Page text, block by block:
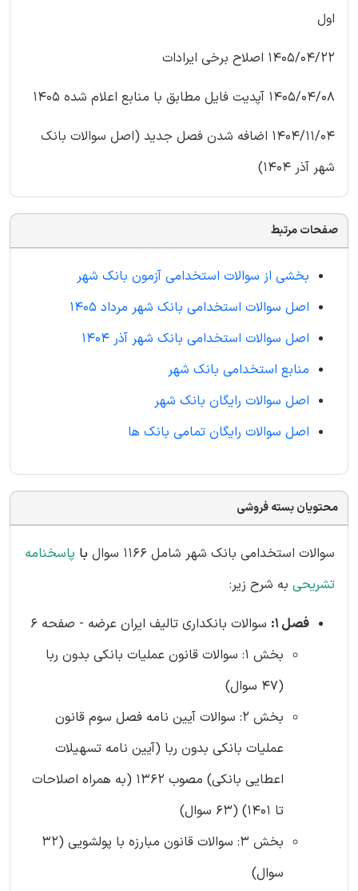
اول
1405/04/22 اصلاح برخی ایرادات
1405/04/08 آپدیت فایل مطابق با منابع اعلام شده 1405
1404/11/04 اضافه شدن فصل جدید (اصل سوالات بانک
شهر آذر 1404)
صفحات مرتبط
بخشی از سوالات استخدامی آزمون بانک شهر
اصل سوالات استخدامی بانک شهر مرداد 1405
اصل سوالات استخدامی بانک شهر آذر 1404
منابع استخدامی بانک شهر
اصل سوالات رایگان بانک شهر
اصل سوالات رایگان تمامی بانک ها
محتویان بسته فروشی
سوالات استخدامی بانک شهر شامل 1166 سوال با پاسخنامه
تشریحی به شرح زیر:
فصل 1:
سوالات بانکداری تالیف ایران عرضه - صفحه 6
بخش 1: سوالات قانون عملیات بانکی بدون ربا
(47 سوال)
بخش 2: سوالات آیین نامه فصل سوم قانون
عملیات بانکی بدون ربا (آیین نامه تسهیلات
اعطایی بانکی) مصوب 1362 (به همراه اصلاحات
تا 1401) (63 سوال)
بخش 3: سوالات قانون مبارزه با پولشویی (32
سوال)